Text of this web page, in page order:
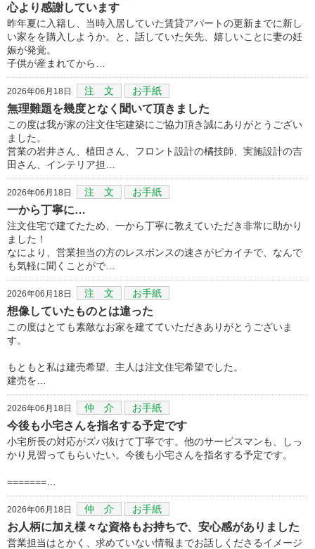
心より感謝しています
昨年夏に入籍し、当時入居していた賃貸アパートの更新までに新し
い家をを購入しようか。と、話していた矢先、嬉しいことに妻の妊
娠が発覚。
子供が産まれてから…
2026年06月18日 注 文 お手紙
無理難題を幾度となく聞いて頂きました
この度は我が家の注文住宅建築にご協力頂き誠にありがとうござい
ました。
営業の岩井さん、植田さん、フロント設計の橘技師、実施設計の吉
田さん、インテリア担…
2026年06月18日 注 文 お手紙
一から丁寧に…
注文住宅で建てたため、一から丁寧に教えていただき非常に助かり
ました！
なにより、営業担当の方のレスポンスの速さがピカイチで、なんで
も気軽に聞くことがで…
2026年06月18日 注 文 お手紙
想像していたものとは違った
この度はとても素敵なお家を建てていただきありがとうございま
す。
もともと私は建売希望、主人は注文住宅希望でした。
建売を…
2026年06月18日 仲 介 お手紙
今後も小宅さんを指名する予定です
小宅所長の対応がズバ抜けて丁寧です。他のサービスマンも、しっ
かり見習ってもらいたい。今後も小宅さんを指名する予定です。
=======…
2026年06月18日 仲 介 お手紙
お人柄に加え様々な資格もお持ちで、安心感がありました
営業担当はとかく、求めていない情報までお話しくださるイメージ